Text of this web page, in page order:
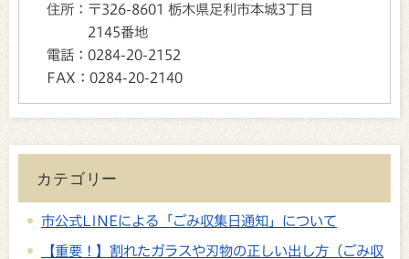
住所： 〒326-8601 栃木県足利市本城3丁目
2145番地
電話： 0284-20-2152
FAX： 0284-20-2140
カテゴリー
市公式LINEによる「ごみ収集日通知」について
【重要！】割れたガラスや刃物の正しい出し方（ごみ収